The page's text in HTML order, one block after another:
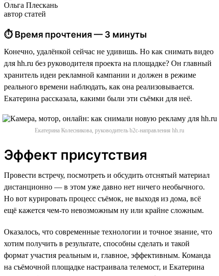
Ольга Плескань
автор статей
⏱ Время прочтения — 3 минуты
Конечно, удалёнкой сейчас не удивишь. Но как снимать видео
для hh.ru без руководителя проекта на площадке? Он главный
хранитель идеи рекламной кампании и должен в режиме
реального времени наблюдать, как она реализовывается.
Екатерина рассказала, какими были эти съёмки для неё.
Екатерина Колесникова, руководитель b2c-направления hh.ru
Эффект присутствия
Провести встречу, посмотреть и обсудить отснятый материал
дистанционно — в этом уже давно нет ничего необычного.
Но вот курировать процесс съёмок, не выходя из дома, всё
ещё кажется чем-то невозможным ну или крайне сложным.
Оказалось, что современные технологии и точное знание, что
хотим получить в результате, способны сделать и такой
формат участия реальным и, главное, эффективным. Команда
на съёмочной площадке настраивала телемост, и Екатерина